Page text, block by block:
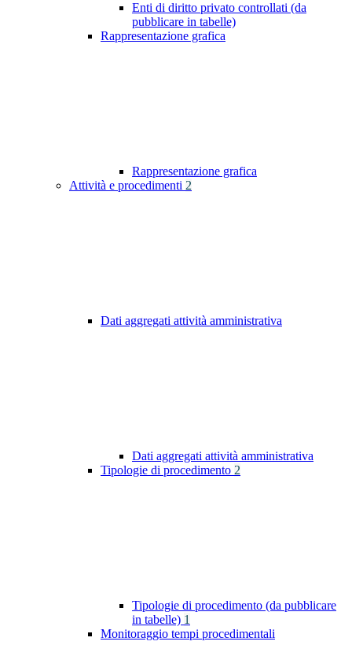
Enti di diritto privato controllati (da
pubblicare in tabelle)
Rappresentazione grafica
Rappresentazione grafica
Attività e procedimenti 2
Dati aggregati attività amministrativa
Dati aggregati attività amministrativa
Tipologie di procedimento 2
Tipologie di procedimento (da pubblicare
in tabelle) 1
Monitoraggio tempi procedimentali